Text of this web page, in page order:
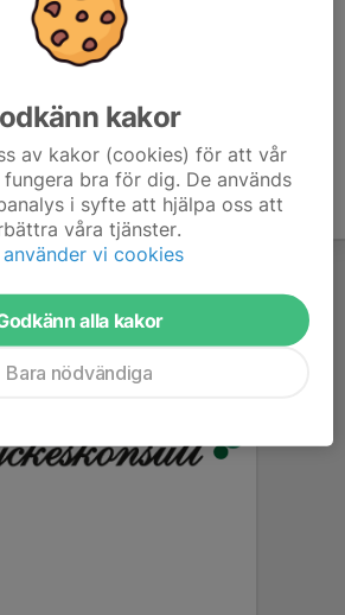
kakor
av kakor (cookies) för att vår
bra för dig. De används
i syfte att hjälpa oss att
våra tjänster.
använder vi cookies
alla kakor
Bara nödvändiga